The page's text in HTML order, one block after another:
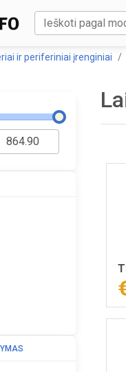
ir periferiniai įrenginiai